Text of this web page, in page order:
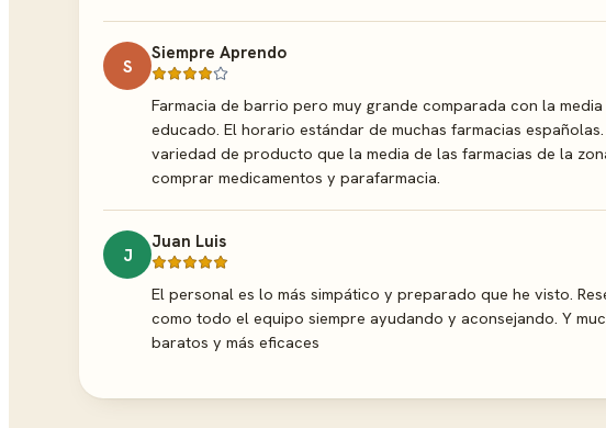
S
Siempre Aprendo
Farmacia de barrio pero muy grande comparada con la
educado. El horario estándar de muchas farmacias
variedad de producto que la media de las farmacias de la
comprar medicamentos y parafarmacia.
J
Juan Luis
El personal es lo más simpático y preparado que he visto.
como todo el equipo siempre ayudando y aconsejando. Y
baratos y más eficaces